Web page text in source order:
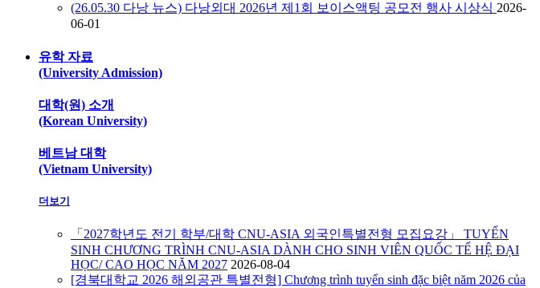
(26.05.30 다낭 뉴스) 다낭외대 2026년 제1회 보이스액팅 공모전 행사 시상식 2026-
06-01
유학 자료
(University Admission)
대학(원) 소개
(Korean University)
베트남 대학
(Vietnam University)
더보기
「2027학년도 전기 학부/대학 CNU-ASIA 외국인특별전형 모집요강」 TUYỂN
SINH CHƯƠNG TRÌNH CNU-ASIA DÀNH CHO SINH VIÊN QUỐC TẾ HỆ ĐẠI
HỌC/ CAO HỌC NĂM 2027 2026-08-04
[경북대학교 2026 해외공관 특별전형] Chương trình tuyển sinh đặc biệt năm 2026 của